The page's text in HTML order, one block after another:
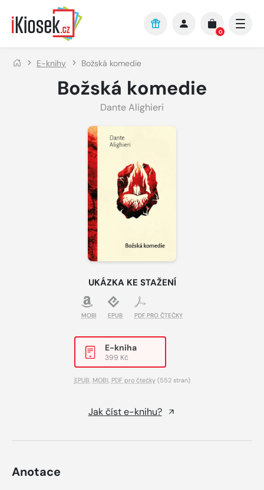
Přejít na hlavní obsah
0
E-knihy Božská komedie
Božská komedie
Dante Alighieri
UKÁZKA KE STAŽENÍ
MOBI EPUB PDF PRO ČTEČKY
E-kniha
399 Kč
EPUB, MOBI, PDF pro čtečky(552 stran)
Jak číst e-knihu?
Anotace